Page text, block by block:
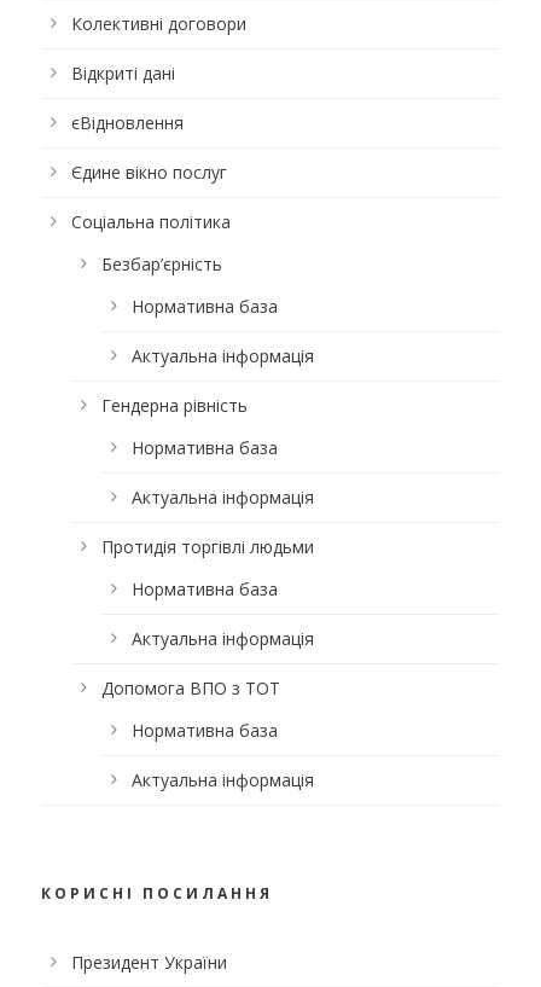
Колективні договори
Відкриті дані
єВідновлення
Єдине вікно послуг
Соціальна політика
Безбар’єрність
Нормативна база
Актуальна інформація
Гендерна рівність
Нормативна база
Актуальна інформація
Протидія торгівлі людьми
Нормативна база
Актуальна інформація
Допомога ВПО з ТОТ
Нормативна база
Актуальна інформація
КОРИСНІ ПОСИЛАННЯ
Президент України